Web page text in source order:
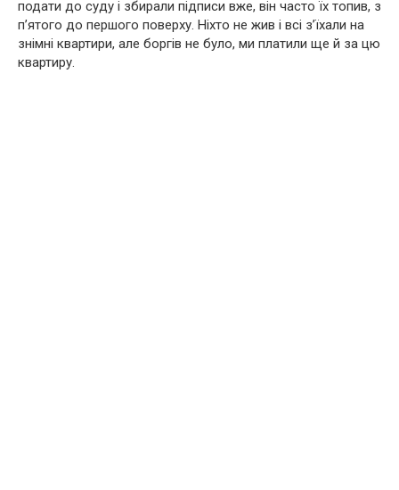
подати до суду і збирали підписи вже, він часто їх топив, з
п’ятого до першого поверху. Ніхто не жив і всі з’їхали на
знімні квартири, але боргів не було, ми платили ще й за цю
квартиру.